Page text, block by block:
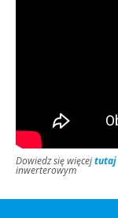
Dowiedz się więcejtutaj
inwerterowym